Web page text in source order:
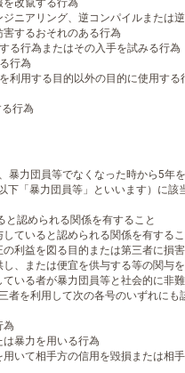
を改竄する行為
ジニアリング、逆コンパイルまたは
害するおそれのある行為
る行為またはその入手を試みる行為
行為
利用する目的以外の目的に使用する
行為
暴力団員等でなくなった時から5
下「暴力団員等」といいます）に
と認められる関係を有すること
ていると認められる関係を有するこ
の利益を図る目的または第三者に
し、または便宜を供与する等の関与
ている者が暴力団員等と社会的に非
者を利用して次の各号のいずれにも
為
は暴力を用いる行為
用いて相手方の信用を毀損または相